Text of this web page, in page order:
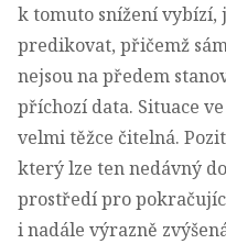
k tomuto snížení vybízí,
predikovat, přičemž
nejsou na předem
příchozí data. Situace
velmi těžce čitelná.
který lze ten nedávný
prostředí pro
i nadále výrazně